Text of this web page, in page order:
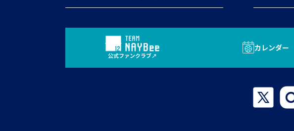
公式ファンクラブ
カレンダー